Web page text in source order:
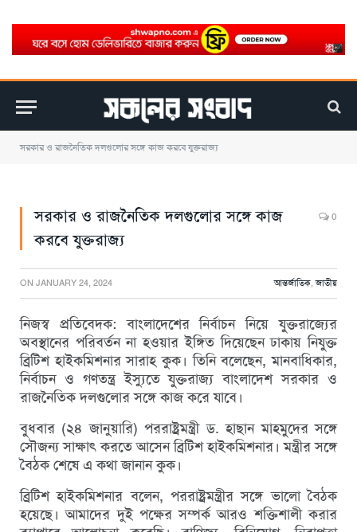
সরকার ও রাজনৈতিক দলগুলোর সঙ্গে কাজ করবে যুক্তরাজ্য
সরকার ও রাজনৈতিক দলগুলোর সঙ্গে কাজ
করবে যুক্তরাজ্য
0
ON JANUARY 24, 2024 আন্তর্জাতিক,জাতীয়
নিজস্ব প্রতিবেদক: বাংলাদেশের নির্বাচন নিয়ে যুক্তরাজ্যের
অবস্থানের পরিবর্তন না হওয়ার ইঙ্গিত দিয়েছেন ঢাকায় নিযুক্ত
ব্রিটিশ হাইকমিশনার সারাহ কুক। তিনি বলেছেন, মানবাধিকার,
নির্বাচন ও গণতন্ত্র ইস্যুতে যুক্তরাজ্য বাংলা‌দেশ সরকার ও
রাজনৈ‌তিক দলগু‌লোর সঙ্গে কাজ করে যাবে।
বুধবার (২৪ জানুয়া‌রি) পররাষ্ট্রমন্ত্রী ড. হাছান মাহমুদের সঙ্গে
সৌজন্য সাক্ষা‌ৎ করতে আসেন ব্রিটিশ হাইক‌মিশনার। মন্ত্রীর সঙ্গে
বৈঠ‌ক শেষে এ কথা জানান কুক।
ব্রিটিশ হাইকমিশনার বলেন, পররাষ্ট্রমন্ত্রীর সঙ্গে ভালো বৈঠক
হয়েছে। আমাদের দুই পক্ষের সম্পর্ক আরও শ‌ক্তিশালী করার